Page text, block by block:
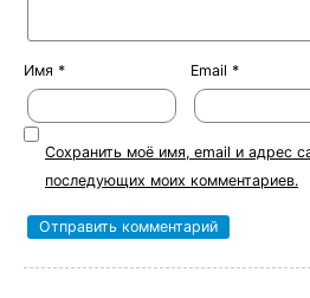
Имя * Email *
Сохранить моё имя, email и адрес
последующих моих комментариев.